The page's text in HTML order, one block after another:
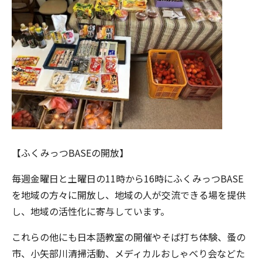
【ふくみっつBASEの開放】
毎週金曜日と土曜日の11時から16時にふくみっつBASE
を地域の方々に開放し、地域の人が交流できる場を提供
し、地域の活性化に寄与しています。
これらの他にも日本語教室の開催やそば打ち体験、蚤の
市、小矢部川清掃活動、メディカルおしゃべり会などた